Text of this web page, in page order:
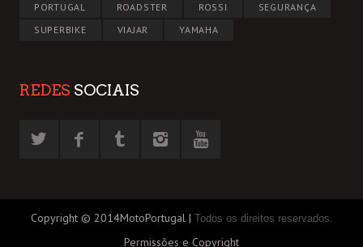
PORTUGAL
ROADSTER ROSSI
SEGURANÇA
SUPERBIKE
VIAJAR YAMAHA
REDES SOCIAIS
Copyright © 2014MotoPortugal | Todos os direitos reservados.
Permissões e Copyright